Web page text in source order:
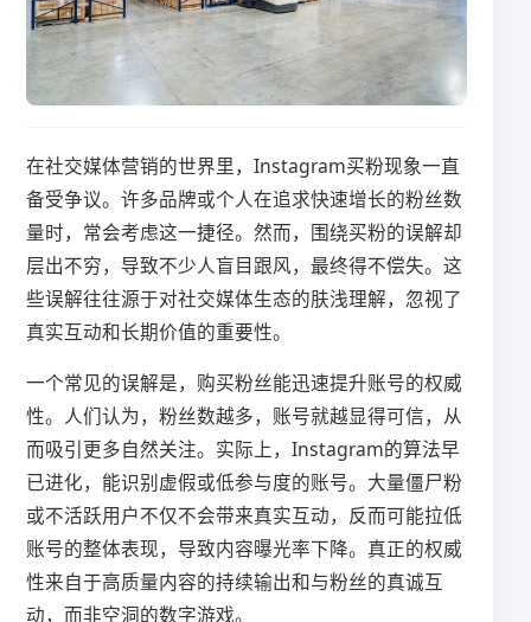
在社交媒体营销的世界里，Instagram买粉现象一直
备受争议。许多品牌或个人在追求快速增长的粉丝数
量时，常会考虑这一捷径。然而，围绕买粉的误解却
层出不穷，导致不少人盲目跟风，最终得不偿失。这
些误解往往源于对社交媒体生态的肤浅理解，忽视了
真实互动和长期价值的重要性。
一个常见的误解是，购买粉丝能迅速提升账号的权威
性。人们认为，粉丝数越多，账号就越显得可信，从
而吸引更多自然关注。实际上，Instagram的算法早
已进化，能识别虚假或低参与度的账号。大量僵尸粉
或不活跃用户不仅不会带来真实互动，反而可能拉低
账号的整体表现，导致内容曝光率下降。真正的权威
性来自于高质量内容的持续输出和与粉丝的真诚互
动，而非空洞的数字游戏。